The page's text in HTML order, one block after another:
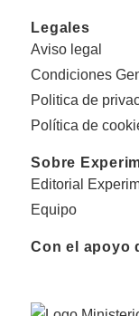
Legales
Aviso legal
Condiciones
Politica de
Política de
Sobre
Editorial
Equipo
Con el apoyo